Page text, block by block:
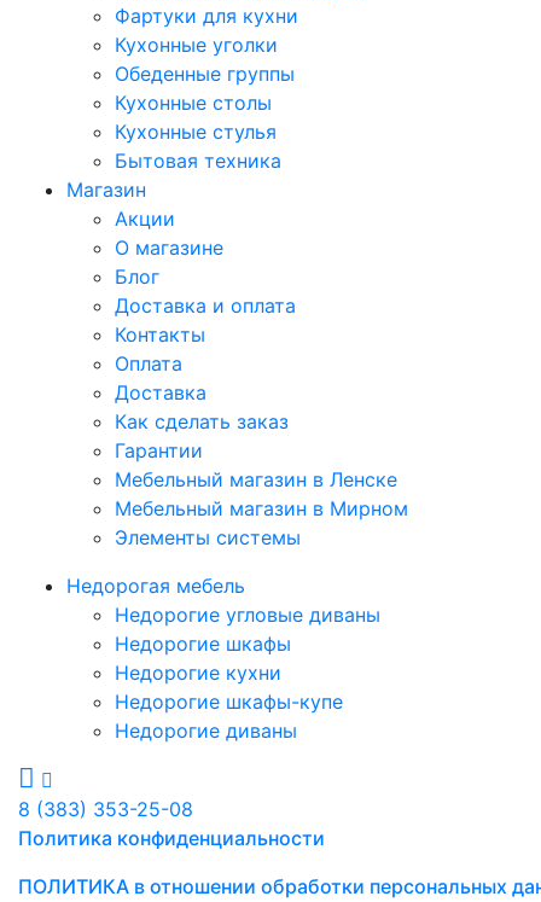
Фартуки для кухни
Кухонные уголки
Обеденные группы
Кухонные столы
Кухонные стулья
Бытовая техника
Магазин
Акции
О магазине
Блог
Доставка и оплата
Контакты
Оплата
Доставка
Как сделать заказ
Гарантии
Мебельный магазин в Ленске
Мебельный магазин в Мирном
Элементы системы
Недорогая мебель
Недорогие угловые диваны
Недорогие шкафы
Недорогие кухни
Недорогие шкафы-купе
Недорогие диваны
8 (383) 353-25-08
Политика конфиденциальности
ПОЛИТИКА в отношении обработки персональных